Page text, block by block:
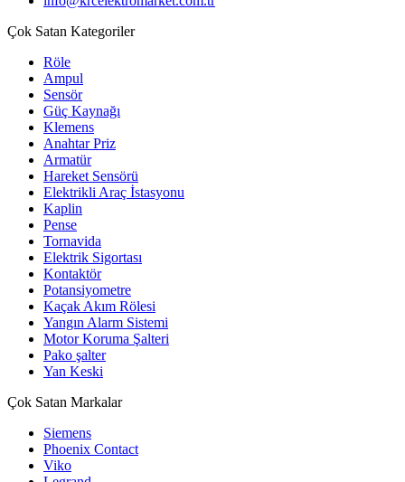
Çok Satan Kategoriler
Röle
Ampul
Sensör
Güç Kaynağı
Klemens
Anahtar Priz
Armatür
Hareket Sensörü
Elektrikli Araç İstasyonu
Kaplin
Pense
Tornavida
Elektrik Sigortası
Kontaktör
Potansiyometre
Kaçak Akım Rölesi
Yangın Alarm Sistemi
Motor Koruma Şalteri
Pako şalter
Yan Keski
Çok Satan Markalar
Siemens
Phoenix Contact
Viko